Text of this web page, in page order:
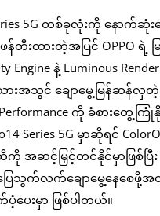
5G တစ်ခုလုံးကို နောက်ဆုံးပ
ဖန်တီးထားတဲ့အပြင် OPPO ရဲ့
နဲ့ Luminous
ားအသွင် ချောမွေ့မြန်ဆန်လှတဲ့
ကို ခံစားတွေ့ကြုံနို
Series 5G မှာဆိုရင်
ကို အဆင့်မြှင့်တင်နိုင်မှာဖြစ်ပြီ
က်လက်ချောမွေ့နေစေဖို့အတွ
ပံ့ပေးမှာ ဖြစ်ပါတယ်။